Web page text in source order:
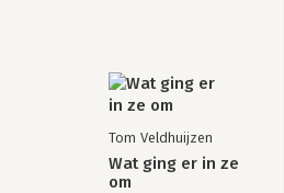
Tom Veldhuijzen
Wat ging er in ze
om